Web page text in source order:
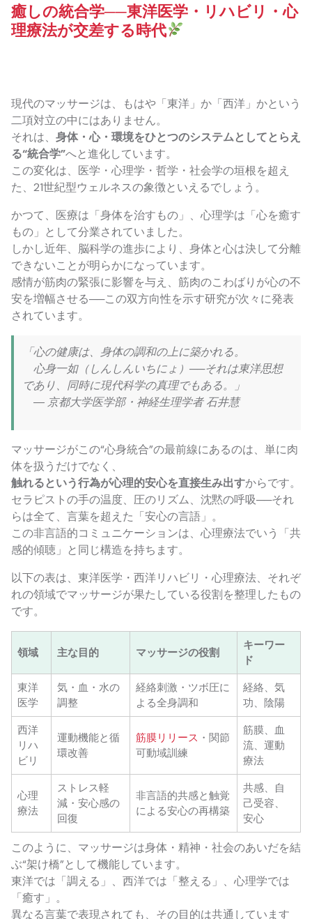
癒しの統合学──東洋医学・リハビリ・心
理療法が交差する時代
現代のマッサージは、もはや「東洋」か「西洋」かという
二項対立の中にはありません。
それは、 身体・心・環境をひとつのシステムとしてとらえ
る“統合学”へと進化しています。
この変化は、医学・心理学・哲学・社会学の垣根を超え
た、21世紀型ウェルネスの象徴といえるでしょう。
かつて、医療は「身体を治すもの」、心理学は「心を癒す
もの」として分業されていました。
しかし近年、脳科学の進歩により、身体と心は決して分離
できないことが明らかになっています。
感情が筋肉の緊張に影響を与え、筋肉のこわばりが心の不
安を増幅させる──この双方向性を示す研究が次々に発表
されています。
「心の健康は、身体の調和の上に築かれる。
心身一如（しんしんいちにょ）──それは東洋思想
であり、同時に現代科学の真理でもある。」
― 京都大学医学部・神経生理学者 石井慧
マッサージがこの“心身統合”の最前線にあるのは、単に肉
体を扱うだけでなく、
触れるという行為が心理的安心を直接生み出すからです。
セラピストの手の温度、圧のリズム、沈黙の呼吸──それ
らは全て、言葉を超えた「安心の言語」。
この非言語的コミュニケーションは、心理療法でいう「共
感的傾聴」と同じ構造を持ちます。
以下の表は、東洋医学・西洋リハビリ・心理療法、それぞ
れの領域でマッサージが果たしている役割を整理したもの
です。
領域 主な目的 マッサージの役割
キーワー
ド
東洋
医学
気・血・水の
調整
経絡刺激・ツボ圧に
よる全身調和
経絡、気
功、陰陽
西洋
リハ
ビリ
運動機能と循
環改善
筋膜リリース ・関節
可動域訓練
筋膜、血
流、運動
療法
心理
療法
ストレス軽
減・安心感の
回復
非言語的共感と触覚
による安心の再構築
共感、自
己受容、
安心
このように、マッサージは身体・精神・社会のあいだを結
ぶ“架け橋”として機能しています。
東洋では「調える」、西洋では「整える」、心理学では
「癒す」。
異なる言葉で表現されても、その目的は共通しています